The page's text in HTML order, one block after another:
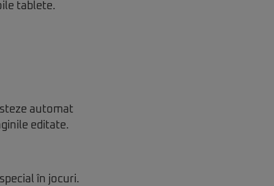
tablete.
automat
editate.
în jocuri.